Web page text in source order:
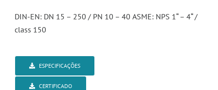
DIN-EN: DN 15 – 250 / PN 10 – 40 ASME: NPS 1“ – 4“ /
class 150
ESPECIFICAÇÕES
CERTIFICADO